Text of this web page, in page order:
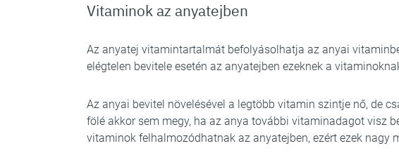
Vitaminok az anyatejben
Az anyatej vitamintartalmát befolyásolhatja az anyai
elégtelen bevitele esetén az anyatejben ezeknek a
Az anyai bevitel növelésével a legtöbb vitamin szintje nő, de
fölé akkor sem megy, ha az anya további vitaminadagot visz
vitaminok felhalmozódhatnak az anyatejben, ezért ezek nagy